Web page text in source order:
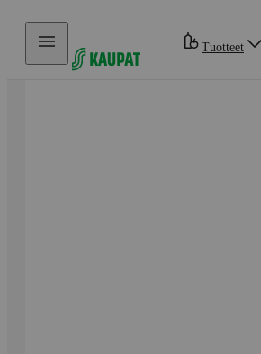
Hyppää sisältöön
Tuotteet